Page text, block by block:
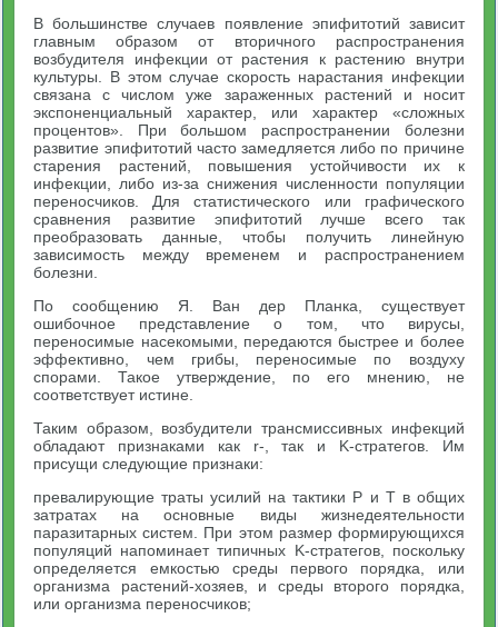
В большинстве случаев появление эпифитотий зависит
главным образом от вторичного распространения
возбудителя инфекции от растения к растению внутри
культуры. В этом случае скорость нарастания инфекции
связана с числом уже зараженных растений и носит
экспоненциальный характер, или характер «сложных
процентов». При большом распространении болезни
развитие эпифитотий часто замедляется либо по причине
старения растений, повышения устойчивости их к
инфекции, либо из-за снижения численности популяции
переносчиков. Для статистического или графического
сравнения развитие эпифитотий лучше всего так
преобразовать данные, чтобы получить линейную
зависимость между временем и распространением
болезни.
По сообщению Я. Ван дер Планка, существует
ошибочное представление о том, что вирусы,
переносимые насекомыми, передаются быстрее и более
эффективно, чем грибы, переносимые по воздуху
спорами. Такое утверждение, по его мнению, не
соответствует истине.
Таким образом, возбудители трансмиссивных инфекций
обладают признаками как r-, так и K-стратегов. Им
присущи следующие признаки:
превалирующие траты усилий на тактики P и T в общих
затратах на основные виды жизнедеятельности
паразитарных систем. При этом размер формирующихся
популяций напоминает типичных K-стратегов, поскольку
определяется емкостью среды первого порядка, или
организма растений-хозяев, и среды второго порядка,
или организма переносчиков;